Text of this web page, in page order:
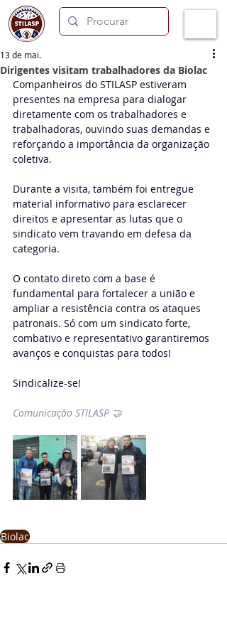
Dirigentes visitam trabalhadores da Biolac
13 de mai.
Companheiros do STILASP estiveram
presentes na empresa para dialogar
diretamente com os trabalhadores e
trabalhadoras, ouvindo suas demandas e
reforçando a importância da organização
coletiva.
Durante a visita, também foi entregue
material informativo para esclarecer
direitos e apresentar as lutas que o
sindicato vem travando em defesa da
categoria.
O contato direto com a base é
fundamental para fortalecer a união e
ampliar a resistência contra os ataques
patronais. Só com um sindicato forte,
combativo e representativo garantiremos
avanços e conquistas para todos!
Sindicalize-se!
Comunicação STILASP 🤝
Biolac